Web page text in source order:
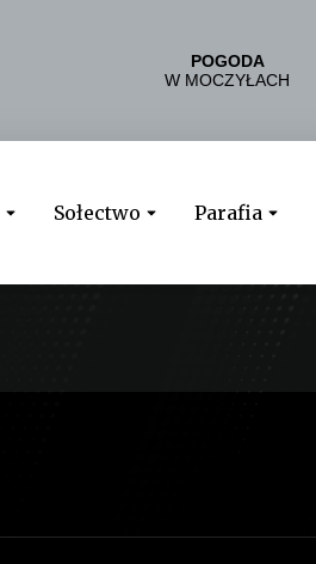
Sołectwo Parafia